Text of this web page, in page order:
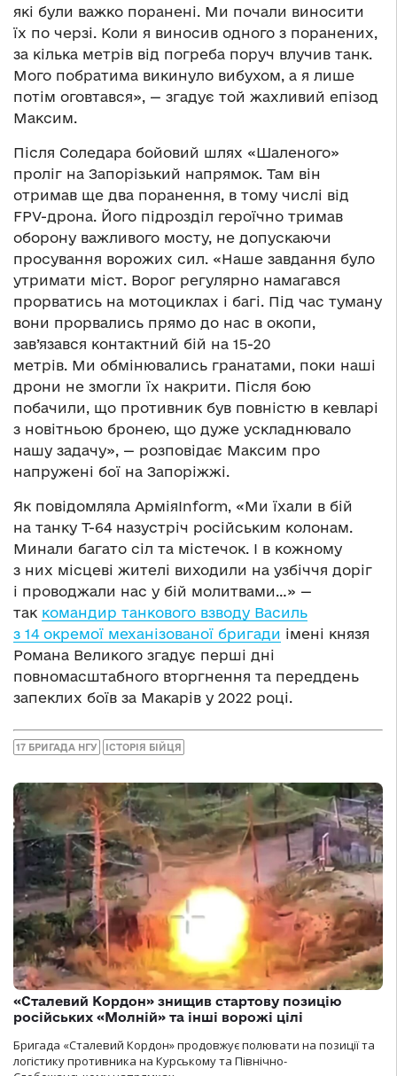
які були важко поранені. Ми почали виносити
їх по черзі. Коли я виносив одного з поранених,
за кілька метрів від погреба поруч влучив танк.
Мого побратима викинуло вибухом, а я лише
потім оговтався», — згадує той жахливий епізод
Максим.
Після Соледара бойовий шлях «Шаленого»
проліг на Запорізький напрямок. Там він
отримав ще два поранення, в тому числі від
FPV-дрона. Його підрозділ героїчно тримав
оборону важливого мосту, не допускаючи
просування ворожих сил. «Наше завдання було
утримати міст. Ворог регулярно намагався
прорватись на мотоциклах і багі. Під час туману
вони прорвались прямо до нас в окопи,
зав’язався контактний бій на 15-20
метрів. Ми обмінювались гранатами, поки наші
дрони не змогли їх накрити. Після бою
побачили, що противник був повністю в кевларі
з новітньою бронею, що дуже ускладнювало
нашу задачу», — розповідає Максим про
напружені бої на Запоріжжі.
Як повідомляла АрміяInform, «Ми їхали в бій
на танку Т-64 назустріч російським колонам.
Минали багато сіл та містечок. І в кожному
з них місцеві жителі виходили на узбіччя доріг
і проводжали нас у бій молитвами…» —
так командир танкового взводу Василь
з 14 окремої механізованої бригади імені князя
Романа Великого згадує перші дні
повномасштабного вторгнення та переддень
запеклих боїв за Макарів у 2022 році.
17 БРИГАДА НГУ ІСТОРІЯ БІЙЦЯ
«Сталевий Кордон» знищив стартову позицію
російських «Молній» та інші ворожі цілі
Бригада «Сталевий Кордон» продовжує полювати на позиції та
логістику противника на Курському та Північно-